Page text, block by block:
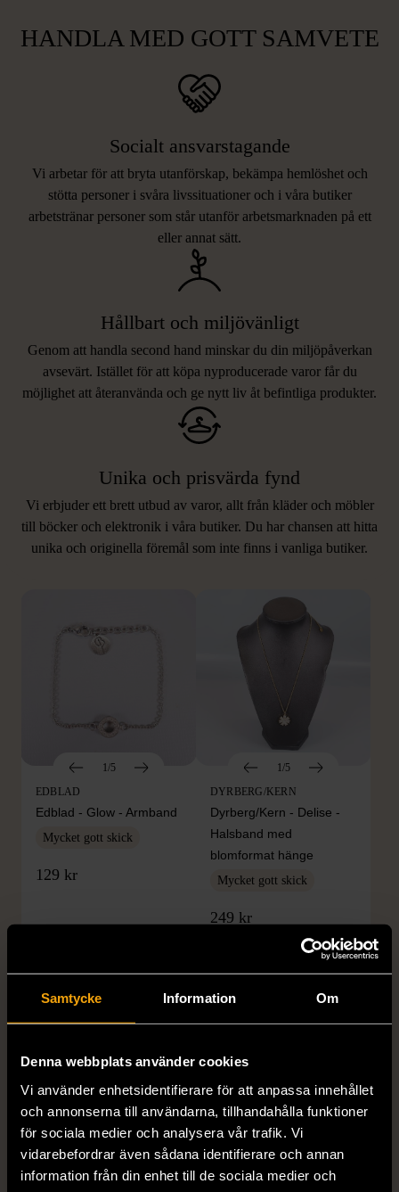
Samtycke Information Om
Denna webbplats använder cookies
Vi använder enhetsidentifierare för att anpassa innehållet
och annonserna till användarna, tillhandahålla funktioner
för sociala medier och analysera vår trafik. Vi
vidarebefordrar även sådana identifierare och annan
information från din enhet till de sociala medier och
HANDLA MED GOTT SAMVETE
Socialt ansvarstagande
Vi arbetar för att bryta utanförskap, bekämpa hemlöshet och
stötta personer i svåra livssituationer och i våra butiker
arbetstränar personer som står utanför arbetsmarknaden på ett
eller annat sätt.
Hållbart och miljövänligt
Genom att handla second hand minskar du din miljöpåverkan
avsevärt. Istället för att köpa nyproducerade varor får du
möjlighet att återanvända och ge nytt liv åt befintliga produkter.
Unika och prisvärda fynd
Vi erbjuder ett brett utbud av varor, allt från kläder och möbler
till böcker och elektronik i våra butiker. Du har chansen att hitta
unika och originella föremål som inte finns i vanliga butiker.
LIKNANDE PRODUKTER
Hitta produkter som påminner om denna
1/5
EDBLAD
Edblad - Glow - Armband
Mycket gott skick
129 kr
1/5
DYRBERG/KERN
Dyrberg/Kern - Delise -
Halsband med
blomformat hänge
Mycket gott skick
249 kr
SNÖ of Sweden -